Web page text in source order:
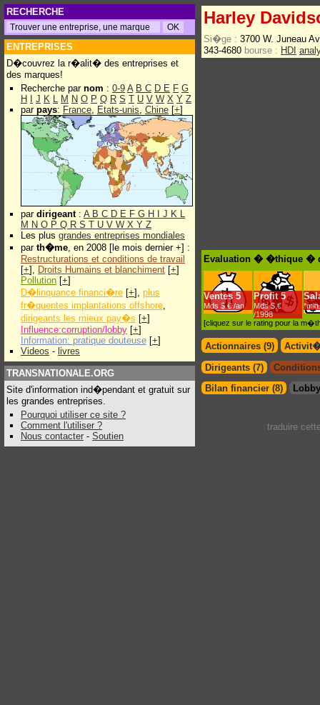
RECHERCHE
ENTREPRISES
D�couvrez la r�alit� des entreprises et
des marques!
Recherche par nom : 0-9 A B C D E F G
H
J K L M N O P Q R S T U V W X Y Z
par pays: France, Etats-unis, Chine [+]
par dirigeant: A B C D E F G H J K L
M N O P Q R S T U V W X Y Z
Les plus grandes entreprises mondiales
par th�me, en 2008 [le mois dernier +] :
Restructurations et conditions de travail
[+], Droits Humains et blanchiment [+]
Pollution [+]
D�linquance financi�re [+], plus
fr�quentes implantations offshore,
dirigeants les mieux pay�s [+]
Influence:corruption/lobby [+]
Information: pratique douteuse [+]
Videos - livres
TRANSNATIONALE.ORG
Site d'information ind�pendant et gratuit sur
les grandes entreprises.
Pourquoi utiliser ce site ?
Comment l'utiliser ?
Nous contacter - Soutien
Harley
Si�ge : 3700 W. Juneau
343-4680 bourse : HDI
Evaluation � �thique �
Ventes 5
Mds $.€ /an
Profit 5
Mds $.€
/1998
*min.
[cliquez sur le rating pour la
Actionnaires (9)
Dirigeants (7)
Bilan financier (8)
traduire